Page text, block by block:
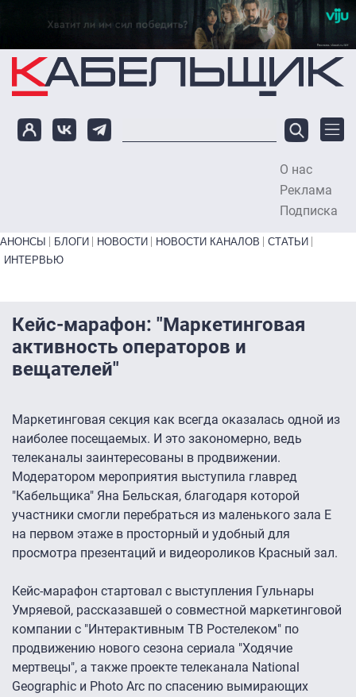
Перейти к основному содержанию
О нас
Реклама
Подписка
Primary links bottom
АНОНСЫ БЛОГИ НОВОСТИ НОВОСТИ КАНАЛОВ
СТАТЬИ
ИНТЕРВЬЮ
Кейс-марафон: "Маркетинговая
активность операторов и
вещателей"
Маркетинговая секция как всегда оказалась одной из
наиболее посещаемых. И это закономерно, ведь
телеканалы заинтересованы в продвижении.
Модератором мероприятия выступила главред
"Кабельщика" Яна Бельская, благодаря которой
участники смогли перебраться из маленького зала Е
на первом этаже в просторный и удобный для
просмотра презентаций и видеороликов Красный зал.
Кейс-марафон стартовал с выступления Гульнары
Умряевой, рассказавшей о совместной маркетинговой
компании с "Интерактивным ТВ Ростелеком" по
продвижению нового сезона сериала "Ходячие
мертвецы", а также проекте телеканала National
Geographic и Photo Arc по спасению вымирающих